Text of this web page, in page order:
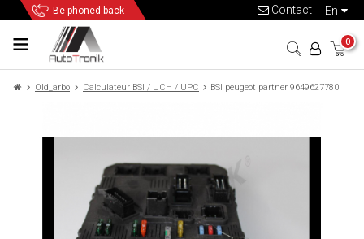
Be phoned back en
Contact
0
Old_arbo Calculateur BSI / UCH / UPC BSI peugeot partner 9649627780